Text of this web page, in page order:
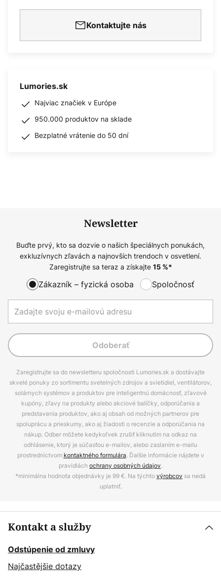
Kontaktujte nás
Lumories.sk
Najviac značiek v Európe
950.000 produktov na sklade
Bezplatné vrátenie do 50 dní
Newsletter
Buďte prvý, kto sa dozvie o našich špeciálnych ponukách,
exkluzívnych zľavách a najnovších trendoch v osvetlení.
Zaregistrujte sa teraz a získajte 15%*
Zákazník – fyzická osoba Spoločnosť
Odoberať
Zaregistrujte sa do newsletteru spoločnosti Lumories.sk a dostávajte
skvelé ponuky zo sortimentu svetelných zdrojov a svietidiel, ventilátorov,
solárnych systémov a produktov pre inteligentnú domácnosť, zľavové
kupóny, zľavy na produkty alebo akciové balíčky, odporúčania a
predstavenia produktov, ako aj obsah od možných partnerov pre
spoluprácu a prieskumy, ako aj žiadosti o recenzie a odporúčania na
nákup. Odber môžete kedykoľvek zrušiť kliknutím na odkaz na
odhlásenie, ktorý je súčasťou e-mailov, alebo zaslaním e-mailu
prostredníctvom kontaktného formulára. Ďalšie informácie nájdete v
pravidlách ochrany osobných údajov.
*minimálna hodnota objednávky je 99 €. Na týchtovýrobcov sa nedá
uplatniť.
Kontakt a služby
Odstúpenie od zmluvy
Najčastějšie dotazy